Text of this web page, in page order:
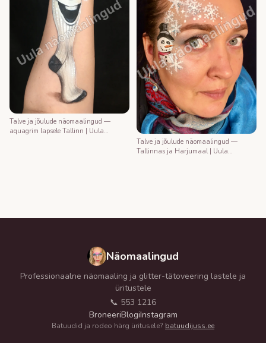
Talve ja jõulude näomaalingud —
aquagrim lapsele Tallinn | Uula
Talve ja jõulude näomaalingud —
Tallinnas ja Harjumaal | Uula
Näomaalingud
Professionaalne näomaaling ja glitter-tätoveering lastele ja
üritustele
📞 553 1216
BroneeriBlogiInstagram
Batuudid ja rodeo härg üritusele? batuudijuss.ee